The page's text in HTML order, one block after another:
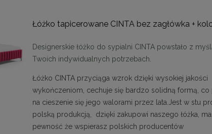
Łóżko tapicerowane CINTA bez zagłówka +
Designerskie łóżko do sypialni CINTA powstało z
Twoich indywidualnych potrzebach.
Łóżko CINTA przyciąga wzrok dzięki wysokiej jakości
wykończeniom, cechuje się bardzo solidną formą,
na cieszenie się jego walorami przez lata.Jest w stu
polską produkcją, dzięki zakupowi naszego łóżka,
pewność że wspierasz polskich producentów